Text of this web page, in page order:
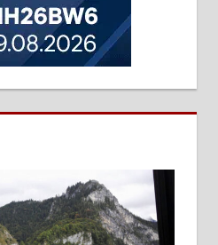
(in
beziehungsweise
und Österreich)
Tram, in